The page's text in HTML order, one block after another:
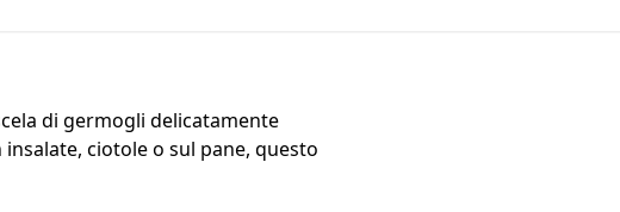
di germogli delicatamente
ciotole o sul pane, questo